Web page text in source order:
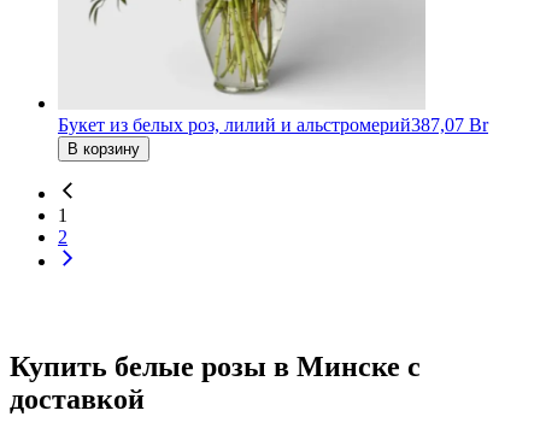
Букет из белых роз, лилий и альстромерий387,07 Br
В корзину
1
2
Купить белые розы в Минске с
доставкой